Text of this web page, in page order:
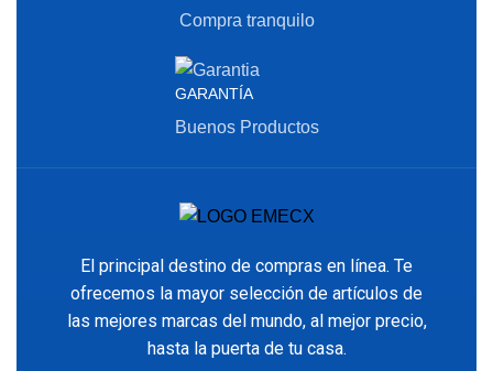
Compra tranquilo
GARANTÍA
Buenos Productos
El principal destino de compras en línea. Te
ofrecemos la mayor selección de artículos de
las mejores marcas del mundo, al mejor precio,
hasta la puerta de tu casa.